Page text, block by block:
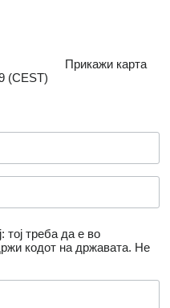
Прикажи карта
(CEST)
тој треба да е во
кодот на државата. Не